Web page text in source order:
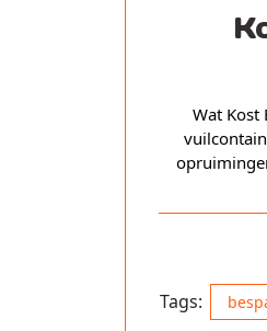
Wat Kost
Tags: